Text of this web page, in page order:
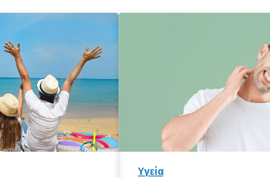
Υγεία